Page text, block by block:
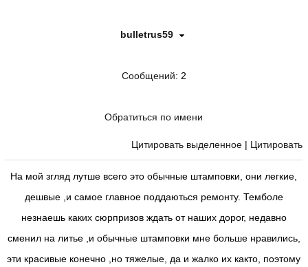
bulletrus59
Сообщений: 2
Обратиться по имени
Цитировать выделенное | Цитировать
На мой згляд лутше всего это обычные штамповки, они легкие,
дешвые ,и самое главное поддаються ремонту. Темболе
незнаешь каких сюрпризов ждать от наших дорог, недавно
сменил на литье ,и обычные штамповки мне больше нравились,
эти красивые конечно ,но тяжелые, да и жалко их както, поэтому